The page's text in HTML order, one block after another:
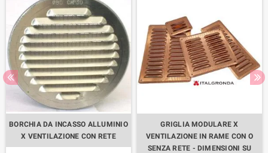
BORCHIA DA INCASSO ALLUMINIO
X VENTILAZIONE CON RETE
GRIGLIA MODULARE X
VENTILAZIONE IN RAME CON O
SENZA RETE - DIMENSIONI SU